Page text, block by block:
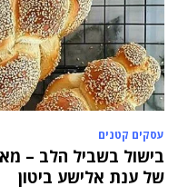
עסקים קטנים
בישול בשביל הלב –
של ענת אלישע ביטון